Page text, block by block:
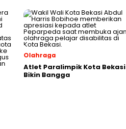
Olahraga
Atlet Paralimpik Kota Bekasi
Bikin Bangga